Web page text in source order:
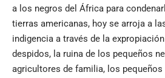
a los negros del África para
tierras americanas, hoy se arroja a
indigencia a través de la
despidos, la ruina de los pequeños
agricultores de familia, los